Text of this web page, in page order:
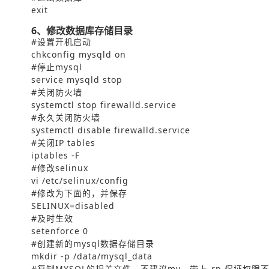
exit
6、修改数据库存储目录
#设置开机启动
chkconfig mysqld on
#停止mysql
service mysqld stop
#关闭防火墙
systemctl stop firewalld.service
#永久关闭防火墙
systemctl disable firewalld.service
#关闭IP tables
iptables -F
#修改selinux
vi /etc/selinux/config
#修改为下面的，并保存
SELINUX=disabled
#及时生效
setenforce 0
#创建新的mysql数据存储目录
mkdir -p /data/mysql_data